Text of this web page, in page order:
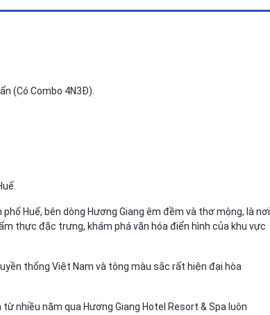
(Có Combo 4N3Đ).
Huế, bên dòng Hương Giang êm đềm và thơ mộng, là nơi
thực đặc trưng, khám phá văn hóa điển hình của khu vực
thống Việt Nam và tông màu sắc rất hiện đại hòa
nhiều năm qua Hương Giang Hotel Resort & Spa luôn